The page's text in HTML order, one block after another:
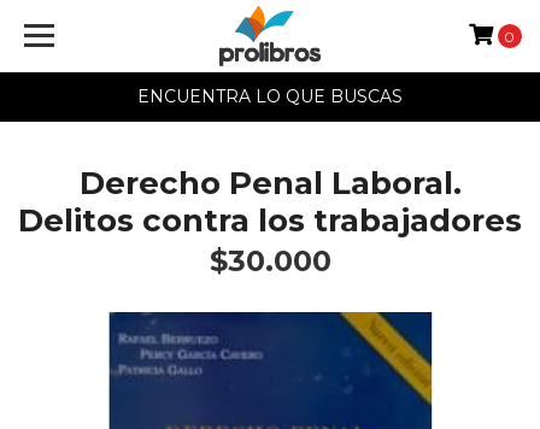
ENCUENTRA LO QUE BUSCAS
0
Derecho Penal Laboral.
Delitos contra los trabajadores
$30.000